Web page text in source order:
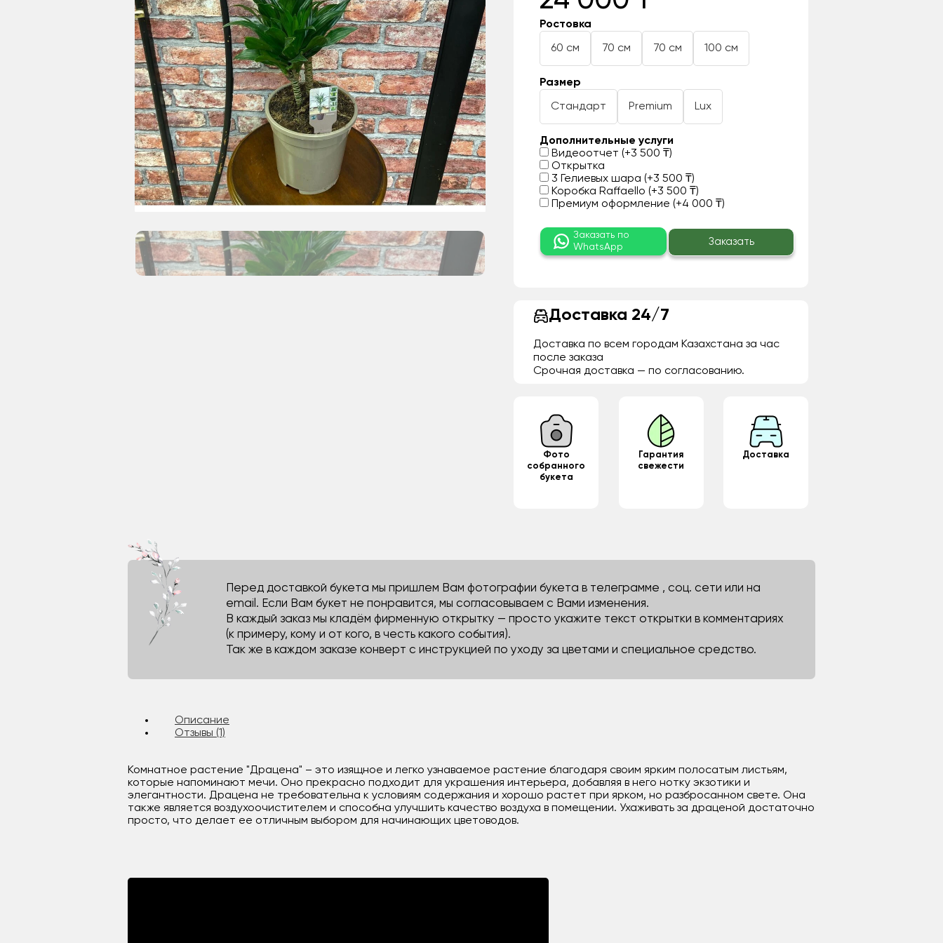
Ростовка
60 см 70 см 70 см 100 см
Размер
Стандарт Premium Lux
Дополнительные услуги
Видеоотчет (+3 500 ₸)
Открытка
3 Гелиевых шара (+3 500 ₸)
Коробка Raffaello (+3 500 ₸)
Премиум оформление (+4 000 ₸)
Заказать по
WhatsApp
Заказать
Доставка 24/7
Доставка по всем городам Казахстана за час
после заказа
Срочная доставка — по согласованию.
Фото
собранного
букета
Гарантия
свежести
Доставка
Перед доставкой букета мы пришлем Вам фотографии букета в телеграмме , соц. сети или на
email. Если Вам букет не понравится, мы согласовываем с Вами изменения.
В каждый заказ мы кладём фирменную открытку — просто укажите текст открытки в комментариях
(к примеру, кому и от кого, в честь какого события).
Так же в каждом заказе конверт с инструкцией по уходу за цветами и специальное средство.
Описание
Отзывы (1)
Комнатное растение "Драцена" – это изящное и легко узнаваемое растение благодаря своим ярким полосатым листьям,
которые напоминают мечи. Оно прекрасно подходит для украшения интерьера, добавляя в него нотку экзотики и
элегантности. Драцена не требовательна к условиям содержания и хорошо растет при ярком, но разбросанном свете. Она
также является воздухоочистителем и способна улучшить качество воздуха в помещении. Ухаживать за драценой достаточно
просто, что делает ее отличным выбором для начинающих цветоводов.